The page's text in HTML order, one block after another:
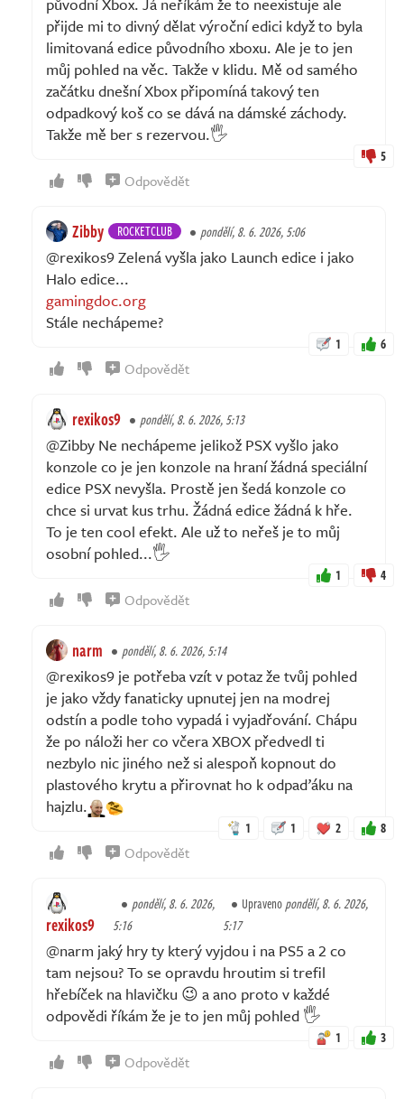
přijde mi to divný dělat výroční edici když to byla
limitovaná edice původního xboxu. Ale je to jen
můj pohled na věc. Takže v klidu. Mě od samého
začátku dnešní Xbox připomíná takový ten
odpadkový koš co se dává na dámské záchody.
Takže mě ber s rezervou.🖐️
5
Odpovědět
Zibby ROCKETCLUB pondělí, 8. 6. 2026, 5:06
@rexikos9 Zelená vyšla jako Launch edice i jako
Halo edice...
gamingdoc.org
Stále nechápeme?
1 6
Odpovědět
rexikos9 pondělí, 8. 6. 2026, 5:13
@Zibby Ne nechápeme jelikož PSX vyšlo jako
konzole co je jen konzole na hraní žádná speciální
edice PSX nevyšla. Prostě jen šedá konzole co
chce si urvat kus trhu. Žádná edice žádná k hře.
To je ten cool efekt. Ale už to neřeš je to můj
osobní pohled...🖐️
1 4
Odpovědět
narm pondělí, 8. 6. 2026, 5:14
@rexikos9 je potřeba vzít v potaz že tvůj pohled
je jako vždy fanaticky upnutej jen na modrej
odstín a podle toho vypadá i vyjadřování. Chápu
že po náloži her co včera XBOX předvedl ti
nezbylo nic jiného než si alespoň kopnout do
plastového krytu a přirovnat ho k odpaďáku na
hajzlu.
1 1 2 8
Odpovědět
rexikos9
pondělí, 8. 6. 2026,
5:16
Upravenopondělí, 8. 6. 2026,
5:17
@narm jaký hry ty který vyjdou i na PS5 a 2 co
tam nejsou? To se opravdu hroutim si trefil
hřebíček na hlavičku 😉 a ano proto v každé
odpovědi říkám že je to jen můj pohled 🖐️
1 3
Odpovědět